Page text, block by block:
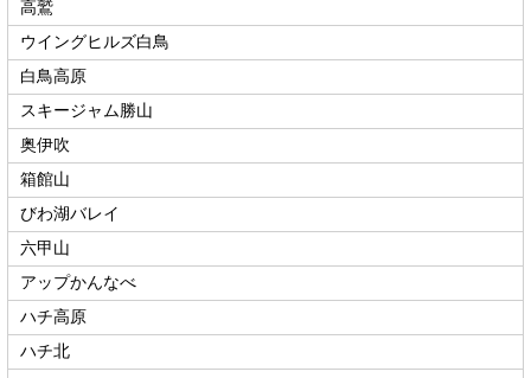
高鷲
ウイングヒルズ白鳥
白鳥高原
スキージャム勝山
奥伊吹
箱館山
びわ湖バレイ
六甲山
アップかんなべ
ハチ高原
ハチ北